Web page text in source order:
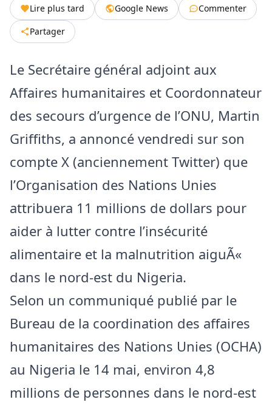
Lire plus tard Google News
Commenter
Partager
Le Secrétaire général adjoint aux
Affaires humanitaires et Coordonnateur
des secours d’urgence de l’ONU, Martin
Griffiths, a annoncé vendredi sur son
compte X (anciennement Twitter) que
l’Organisation des Nations Unies
attribuera 11 millions de dollars pour
aider à lutter contre l’insécurité
alimentaire et la malnutrition aiguÃ«
dans le nord-est du Nigeria.
Selon un communiqué publié par le
Bureau de la coordination des affaires
humanitaires des Nations Unies (OCHA)
au Nigeria le 14 mai, environ 4,8
millions de personnes dans le nord-est